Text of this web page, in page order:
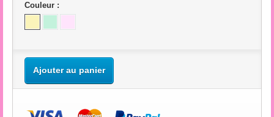
Couleur :
Ajouter au panier